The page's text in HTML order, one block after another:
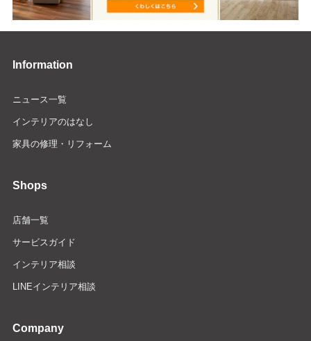
Information
ニュース一覧
インテリアのはなし
家具の修理・リフォーム
Shops
店舗一覧
サービスガイド
インテリア相談
LINEインテリア相談
Company